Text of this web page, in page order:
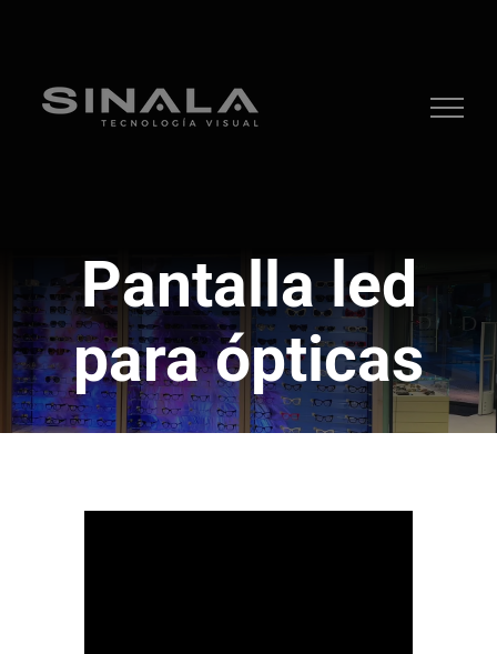
contenido
Pantalla led
para ópticas